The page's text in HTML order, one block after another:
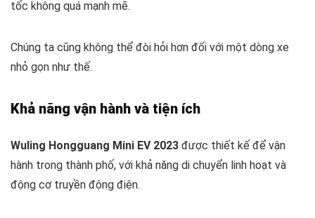
tốc không quá mạnh mẽ.
Chúng ta cũng không thể đòi hỏi hơn đối với một dòng xe
nhỏ gọn như thế.
Khả năng vận hành và tiện ích
Wuling Hongguang Mini EV 2023 được thiết kế để vận
hành trong thành phố, với khả năng di chuyển linh hoạt và
động cơ truyền động điện.